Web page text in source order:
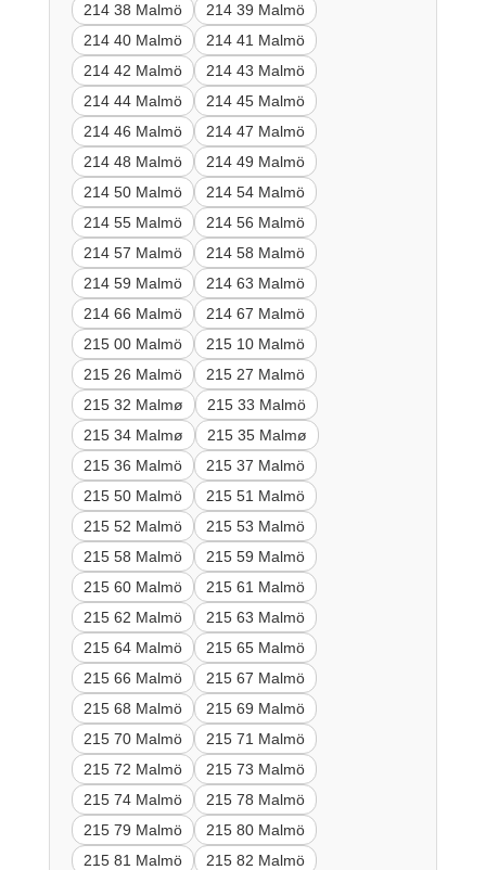
214 38 Malmö
214 39 Malmö
214 40 Malmö
214 41 Malmö
214 42 Malmö
214 43 Malmö
214 44 Malmö
214 45 Malmö
214 46 Malmö
214 47 Malmö
214 48 Malmö
214 49 Malmö
214 50 Malmö
214 54 Malmö
214 55 Malmö
214 56 Malmö
214 57 Malmö
214 58 Malmö
214 59 Malmö
214 63 Malmö
214 66 Malmö
214 67 Malmö
215 00 Malmö
215 10 Malmö
215 26 Malmö
215 27 Malmö
215 32 Malmø
215 33 Malmö
215 34 Malmø
215 35 Malmø
215 36 Malmö
215 37 Malmö
215 50 Malmö
215 51 Malmö
215 52 Malmö
215 53 Malmö
215 58 Malmö
215 59 Malmö
215 60 Malmö
215 61 Malmö
215 62 Malmö
215 63 Malmö
215 64 Malmö
215 65 Malmö
215 66 Malmö
215 67 Malmö
215 68 Malmö
215 69 Malmö
215 70 Malmö
215 71 Malmö
215 72 Malmö
215 73 Malmö
215 74 Malmö
215 78 Malmö
215 79 Malmö
215 80 Malmö
215 81 Malmö
215 82 Malmö